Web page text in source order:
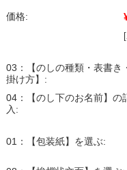
価格:
03：【のしの種類・表書き
掛け方】:
04：【のし下のお名前】の
入:
01：【包装紙】を選ぶ: